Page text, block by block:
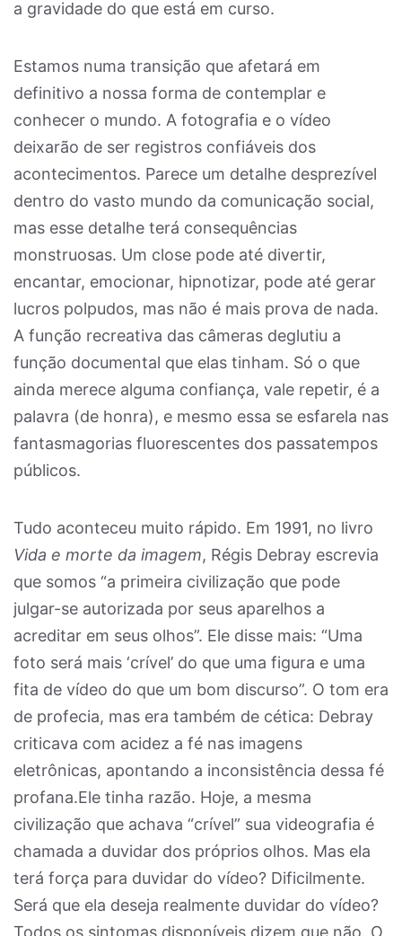
a gravidade do que está em curso.
Estamos numa transição que afetará em
definitivo a nossa forma de contemplar e
conhecer o mundo. A fotografia e o vídeo
deixarão de ser registros confiáveis dos
acontecimentos. Parece um detalhe desprezível
dentro do vasto mundo da comunicação social,
mas esse detalhe terá consequências
monstruosas. Um close pode até divertir,
encantar, emocionar, hipnotizar, pode até gerar
lucros polpudos, mas não é mais prova de nada.
A função recreativa das câmeras deglutiu a
função documental que elas tinham. Só o que
ainda merece alguma confiança, vale repetir, é a
palavra (de honra), e mesmo essa se esfarela nas
fantasmagorias fluorescentes dos passatempos
públicos.
Tudo aconteceu muito rápido. Em 1991, no livro
Vida e morte da imagem, Régis Debray escrevia
que somos “a primeira civilização que pode
julgar-se autorizada por seus aparelhos a
acreditar em seus olhos”. Ele disse mais: “Uma
foto será mais ‘crível’ do que uma figura e uma
fita de vídeo do que um bom discurso”. O tom era
de profecia, mas era também de cética: Debray
criticava com acidez a fé nas imagens
eletrônicas, apontando a inconsistência dessa fé
profana.Ele tinha razão. Hoje, a mesma
civilização que achava “crível” sua videografia é
chamada a duvidar dos próprios olhos. Mas ela
terá força para duvidar do vídeo? Dificilmente.
Será que ela deseja realmente duvidar do vídeo?
Todos os sintomas disponíveis dizem que não. O